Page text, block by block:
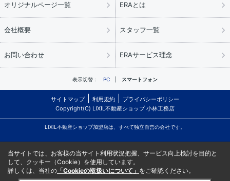
オリジナルページ一覧 ERAとは
会社概要 スタッフ一覧
お問い合わせ ERAサービス理念
表示切替： PC スマートフォン
サイトマップ 利用規約
プライバシーポリシー
Copyright(C) LIXIL不動産ショップ 小林工務店
LIXIL不動産ショップ加盟店は、すべて独立自営の会社です。
当サイトでは、お客様の当サイト利用状況把握、サービス向上検討を目的と
して、クッキー（Cookie）を使用しています。
詳しくは、当社の 「Cookieの取扱いについて」 をご確認ください。